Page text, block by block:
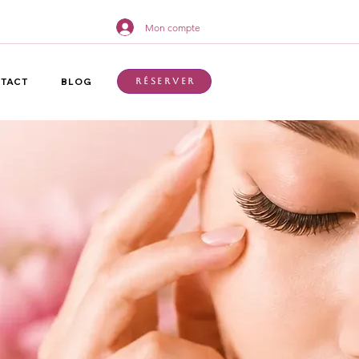
Mon compte
BLOG Réserver